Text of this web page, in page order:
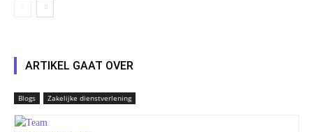
ARTIKEL GAAT OVER
Blogs Zakelijke dienstverlening